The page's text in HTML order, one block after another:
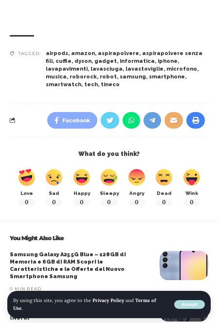
By using this site, you agree to the Privacy Policyand Terms of
Use.
Accept
TAGGED: airpods, amazon, aspirapolvere, aspirapolvere senza
fili, cuffie, dyson, gadget, informatica, iphone,
lavapavimenti, lavasciuga, lavastoviglie, microfono,
musica, roborock, robot, samsung, smartphone,
smartwatch, tech, tineco
Facebook
What do you think?
Love
0
Sad
0
Happy
0
Sleepy
0
Angry
0
Dead
0
Wink
0
You Might Also Like
Samsung Galaxy A25 5G Blue – 128GB di
Memoria e 6GB di RAM Scopri le
Caratteristiche e le Offerte del Nuovo
Smartphone Samsung
0 MIN READ
JETech Cover Magnetica per iPhone 16 6.1
Pollici – Compatibile con MagSafe, Custodia
Slim Retro Matte Traslucida e Antishock
(Nera)